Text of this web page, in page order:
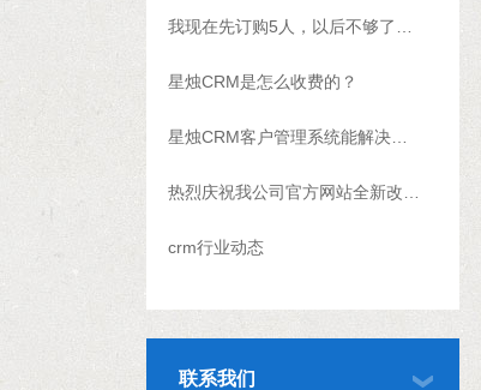
星烛CRM是怎么收费的？
crm行业动态
联系我们